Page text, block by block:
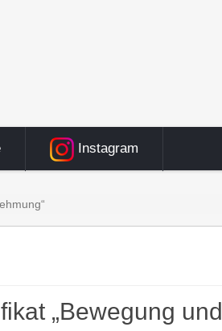
Instagram
„Bewegung und